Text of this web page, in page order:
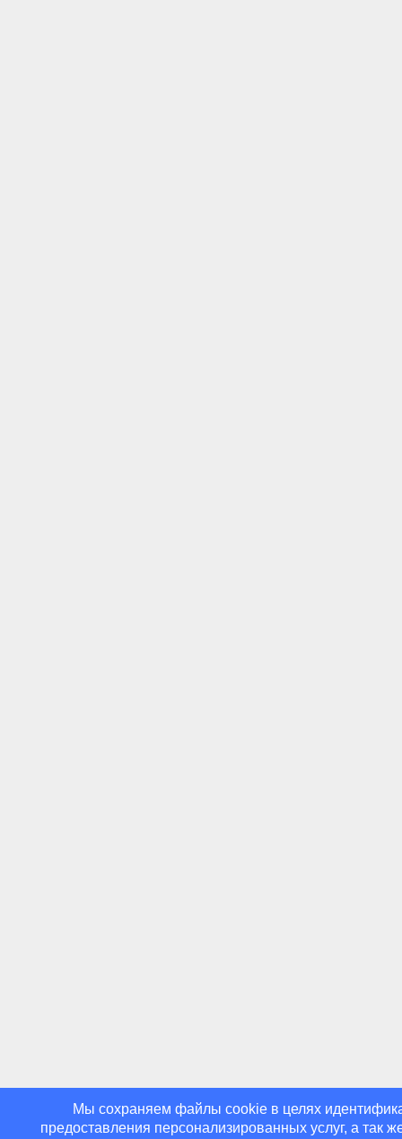
Мы cохраняем файлы cookie в целях
предоставления персонализированных услуг, а так